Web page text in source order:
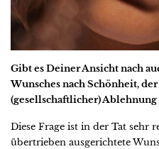
Gibt es Deiner Ansicht nach
Wunsches nach Schönheit,
(gesellschaftlicher) Ablehnung
Diese Frage ist in der Tat sehr
übertrieben ausgerichtete